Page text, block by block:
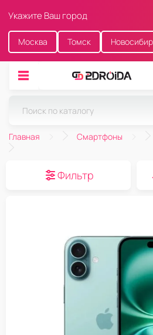
Укажите Ваш город
Москва Томск
Главная Смартфоны
Фильтр